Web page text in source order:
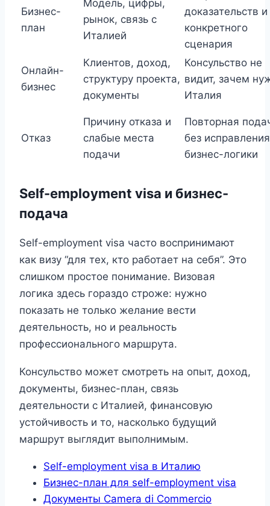
Бизнес-
план
Модель, цифры,
рынок, связь с
Италией
доказательств и
конкретного
сценария
Онлайн-
бизнес
Клиентов, доход,
структуру проекта,
документы
Консульство не
видит, зачем
Италия
Отказ
Причину отказа и
слабые места
подачи
Повторная
без исправления
бизнес-логики
Self-employment visa и бизнес-
подача
Self-employment visa часто воспринимают
как визу “для тех, кто работает на себя”. Это
слишком простое понимание. Визовая
логика здесь гораздо строже: нужно
показать не только желание вести
деятельность, но и реальность
профессионального маршрута.
Консульство может смотреть на опыт, доход,
документы, бизнес-план, связь
деятельности с Италией, финансовую
устойчивость и то, насколько будущий
маршрут выглядит выполнимым.
Self-employment visa в Италию
Бизнес-план для self-employment visa
Документы Camera di Commercio